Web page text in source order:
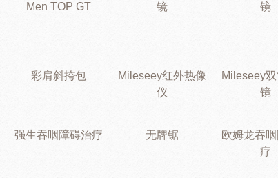
Men TOP GT
镜
镜
彩肩斜挎包
Mileseey红外热像
仪
Mileseey
镜
强生吞咽障碍治疗 无牌锯
欧姆龙吞
疗